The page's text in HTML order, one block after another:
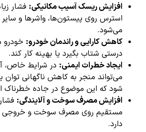
افزایش ریسک آسیب مکانیکی: فشار
استرس روی پیستون‌ها، واشرها و
می‌شود.
کاهش کارایی و راندمان خودرو: خودرو
درستی شتاب بگیرد یا بهینه کار کند.
ایجاد خطرات ایمنی: در شرایط خاص،
می‌تواند منجر به کاهش ناگهانی توان
شود که این موضوع در جاده
افزایش مصرف سوخت و آلایندگی:
مستقیم روی مصرف سوخت و خروجی
دارد.